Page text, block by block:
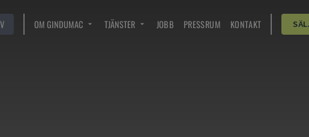
OM GINDUMAC TJÄNSTER JOBB PRESSRUM KONTAKT